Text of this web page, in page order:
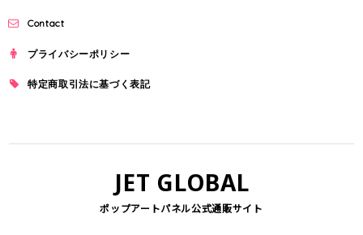
Contact
プライバシーポリシー
特定商取引法に基づく表記
JET GLOBAL
ポップアートパネル公式通販サイト